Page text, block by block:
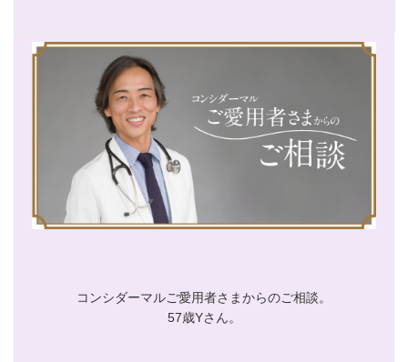
コンシダーマルご愛用者さまからのご相談。
57歳Yさん。